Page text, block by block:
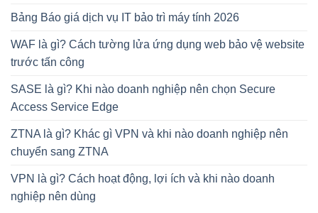
Bảng Báo giá dịch vụ IT bảo trì máy tính 2026
WAF là gì? Cách tường lửa ứng dụng web bảo vệ website
trước tấn công
SASE là gì? Khi nào doanh nghiệp nên chọn Secure
Access Service Edge
ZTNA là gì? Khác gì VPN và khi nào doanh nghiệp nên
chuyển sang ZTNA
VPN là gì? Cách hoạt động, lợi ích và khi nào doanh
nghiệp nên dùng